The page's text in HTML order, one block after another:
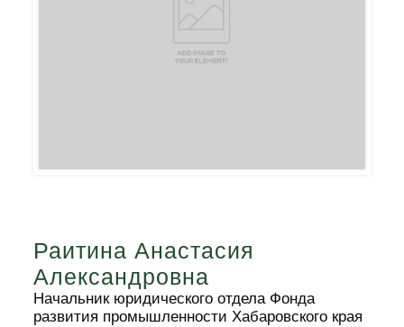
Раитина Анастасия
Александровна
Начальник юридического отдела Фонда
развития промышленности Хабаровского края